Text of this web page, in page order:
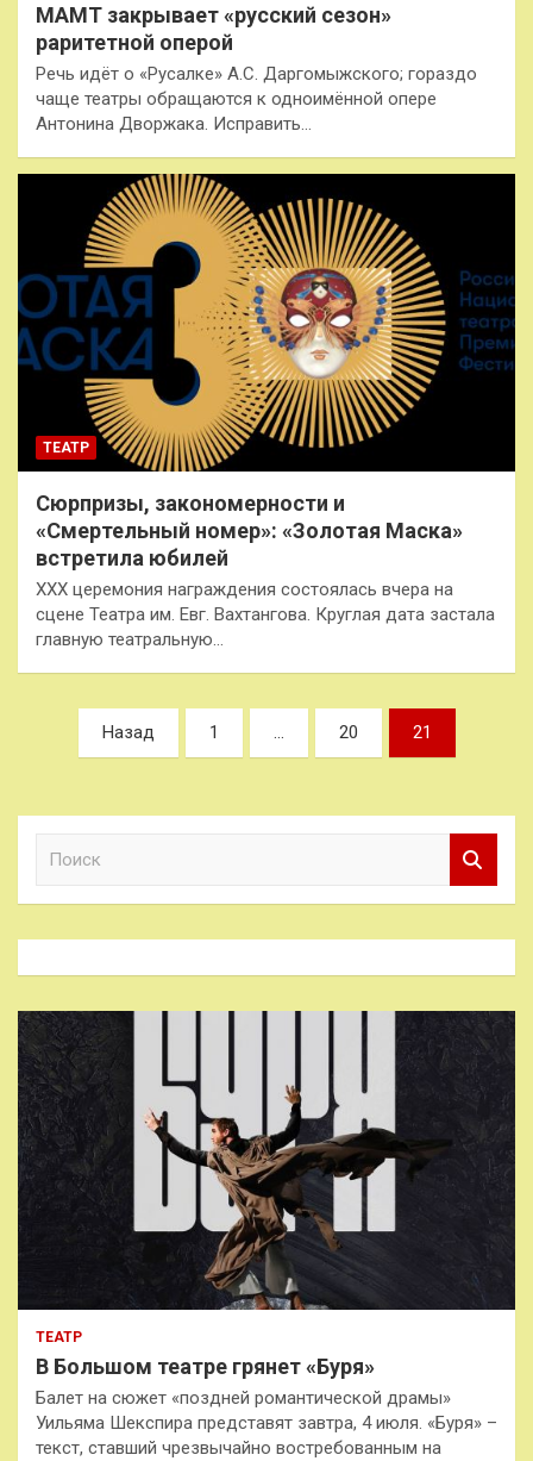
МАМТ закрывает «русский сезон»
раритетной оперой
Речь идёт о «Русалке» А.С. Даргомыжского; гораздо
чаще театры обращаются к одноимённой опере
Антонина Дворжака. Исправить…
ТЕАТР
Сюрпризы, закономерности и
«Смертельный номер»: «Золотая Маска»
встретила юбилей
XXX церемония награждения состоялась вчера на
сцене Театра им. Евг. Вахтангова. Круглая дата застала
главную театральную…
Пагинация
записей
Назад 1 … 20 21
к
ТЕАТР
В Большом театре грянет «Буря»
Балет на сюжет «поздней романтической драмы»
Уильяма Шекспира представят завтра, 4 июля. «Буря» –
текст, ставший чрезвычайно востребованным на